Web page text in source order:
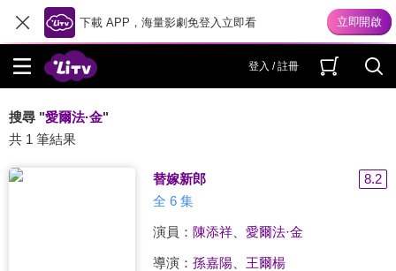
下載 APP，海量影劇免登入立即看
登入 / 註冊
搜尋 "愛爾法·金"
共 1 筆結果
替嫁新郎
8.2
全 6 集
演員： 陳添祥、 愛爾法·金
導演： 孫嘉陽、 王爾楊